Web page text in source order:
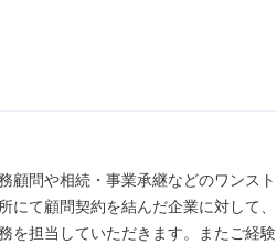
顧問や相続・事業承継などのワンスト
にて顧問契約を結んだ企業に対して、
を担当していただきます。またご経験